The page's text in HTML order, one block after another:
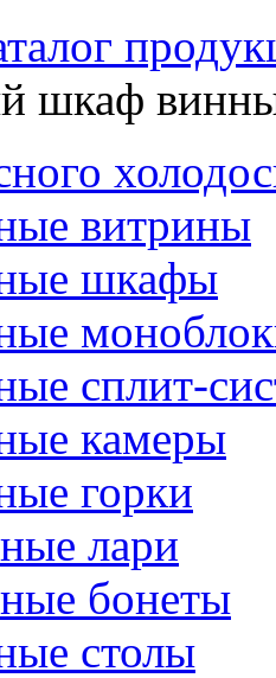
шкаф
витрины
шкафы
сплит-
камеры
горки
лари
бонеты
столы